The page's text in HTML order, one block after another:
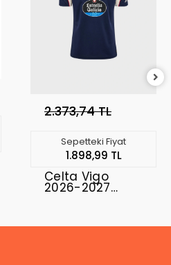
2.373,74 TL
Sepetteki Fiyat
1.898,99 TL
Celta Vigo
2026-2027